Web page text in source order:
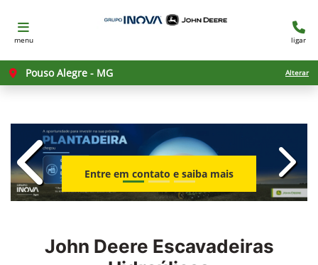
menu ligar
Pouso Alegre - MG Alterar
Entre em contato e saiba mais
templates.template-
John Deere Escavadeiras